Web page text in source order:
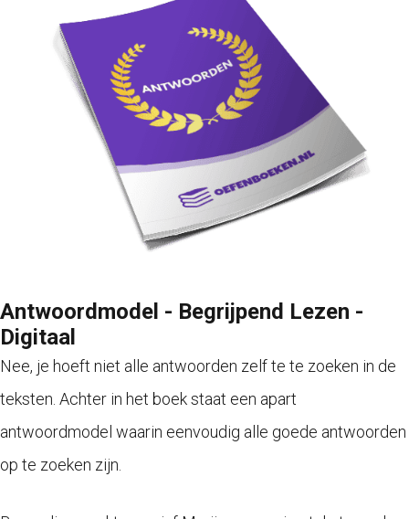
Antwoordmodel - Begrijpend Lezen -
Digitaal
Nee, je hoeft niet alle antwoorden zelf te te zoeken in de
teksten. Achter in het boek staat een apart
antwoordmodel waarin eenvoudig alle goede antwoorden
op te zoeken zijn.